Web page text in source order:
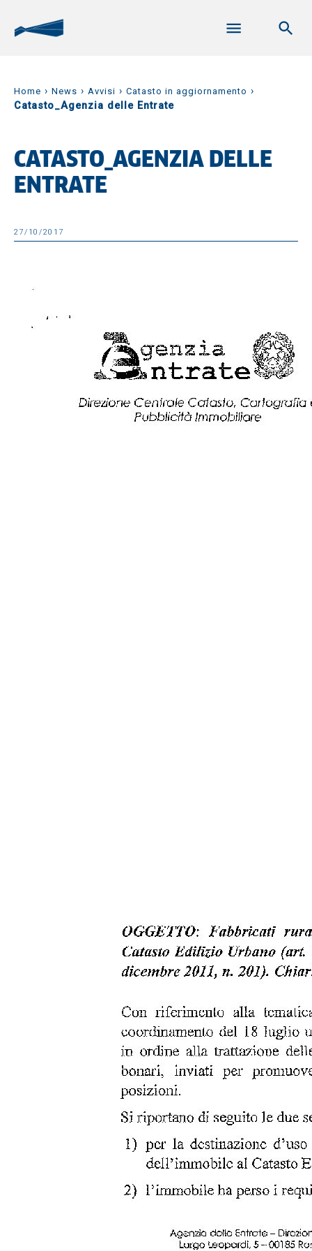
Home › News › Avvisi › Catasto in aggiornamento ›
Catasto_Agenzia delle Entrate
CATASTO_AGENZIA DELLE
ENTRATE
27/10/2017